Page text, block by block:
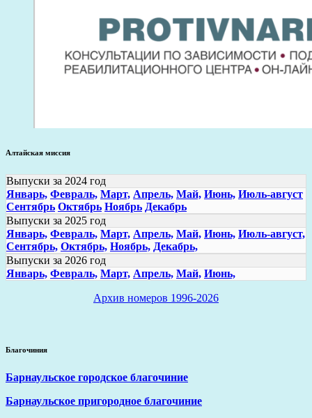
Алтайская миссия
Выпуски за 2024 год
Январь, Февраль, Март, Апрель, Май, Июнь, Июль-август
Сентябрь Октябрь Ноябрь Декабрь
Выпуски за 2025 год
Январь, Февраль, Март, Апрель, Май, Июнь, Июль-август,
Сентябрь, Октябрь, Ноябрь, Декабрь,
Выпуски за 2026 год
Январь, Февраль, Март, Апрель, Май, Июнь,
Архив номеров 1996-2026
Благочиния
Барнаульское городское благочиние
Барнаульское пригородное благочиние